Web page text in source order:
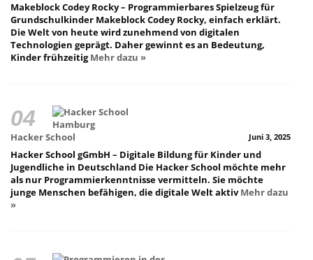
Makeblock Codey Rocky – Programmierbares Spielzeug für
Grundschulkinder Makeblock Codey Rocky, einfach erklärt.
Die Welt von heute wird zunehmend von digitalen
Technologien geprägt. Daher gewinnt es an Bedeutung,
Kinder frühzeitigMehr dazu »
Hacker School Juni 3, 2025
Hacker School gGmbH – Digitale Bildung für Kinder und
Jugendliche in Deutschland Die Hacker School möchte mehr
als nur Programmierkenntnisse vermitteln. Sie möchte
junge Menschen befähigen, die digitale Welt aktivMehr dazu
»